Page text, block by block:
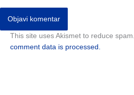
This site uses Akismet to reduce spam.
comment data is processed.